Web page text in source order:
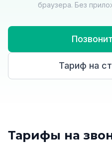
браузера. Без
Тариф на
Тарифы на